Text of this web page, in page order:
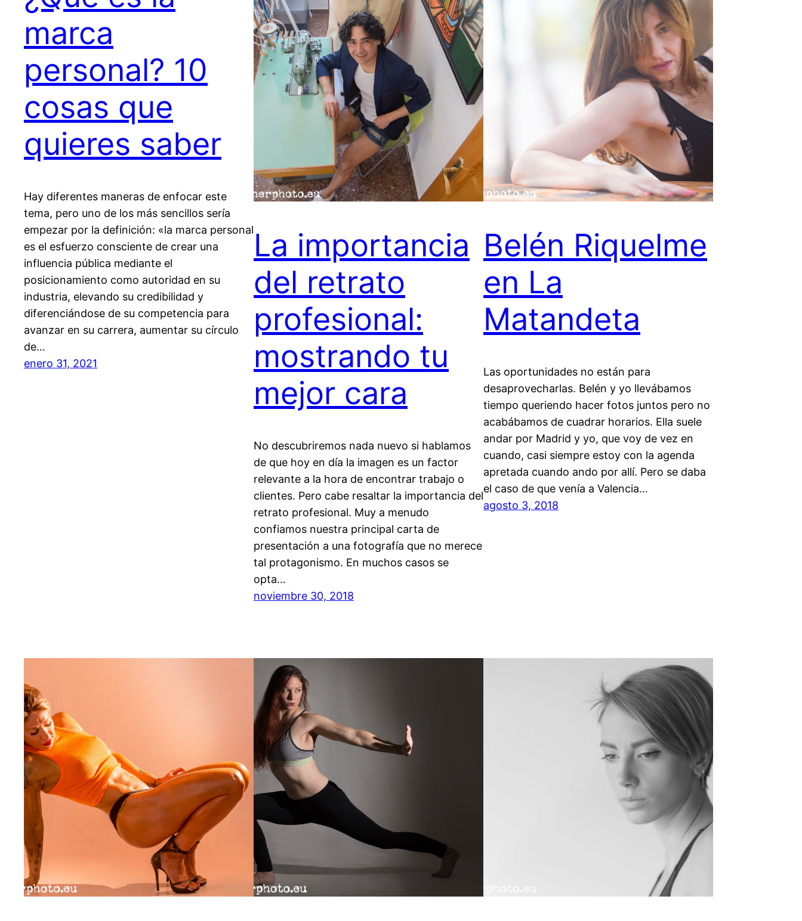
marca
personal? 10
cosas que
quieres saber
Hay diferentes maneras de enfocar este
tema, pero uno de los más sencillos sería
empezar por la definición: «la marca personal
es el esfuerzo consciente de crear una
influencia pública mediante el
posicionamiento como autoridad en su
industria, elevando su credibilidad y
diferenciándose de su competencia para
avanzar en su carrera, aumentar su círculo
de…
enero 31, 2021
La importancia
del retrato
profesional:
mostrando tu
mejor cara
No descubriremos nada nuevo si hablamos
de que hoy en día la imagen es un factor
relevante a la hora de encontrar trabajo o
clientes. Pero cabe resaltar la importancia del
retrato profesional. Muy a menudo
confiamos nuestra principal carta de
presentación a una fotografía que no merece
tal protagonismo. En muchos casos se
opta…
noviembre 30, 2018
Belén Riquelme
en La
Matandeta
Las oportunidades no están para
desaprovecharlas. Belén y yo llevábamos
tiempo queriendo hacer fotos juntos pero no
acabábamos de cuadrar horarios. Ella suele
andar por Madrid y yo, que voy de vez en
cuando, casi siempre estoy con la agenda
apretada cuando ando por allí. Pero se daba
el caso de que venía a Valencia…
agosto 3, 2018